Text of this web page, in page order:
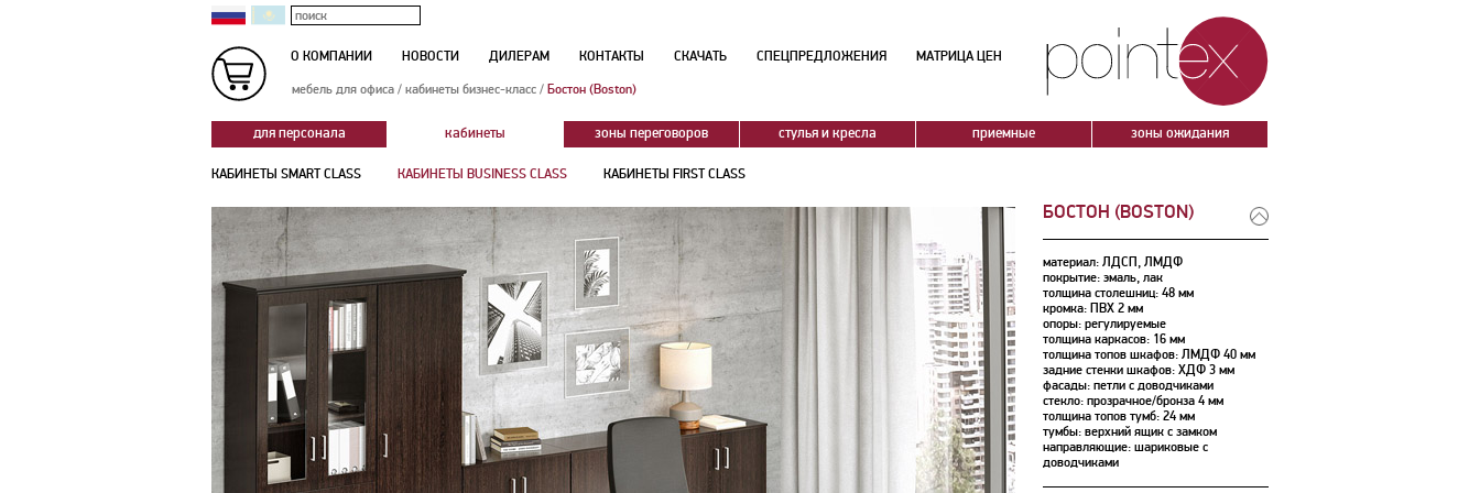
О КОМПАНИИ НОВОСТИ ДИЛЕРАМ КОНТАКТЫ СКАЧАТЬ СПЕЦПРЕДЛОЖЕНИЯ
МАТРИЦА ЦЕН
мебель для офиса / кабинеты бизнес-класс / Бостон (Boston)
для персонала кабинеты зоны переговоров стулья и кресла приемные зоны ожидания
КАБИНЕТЫ SMART CLASS КАБИНЕТЫ BUSINESS CLASS КАБИНЕТЫ FIRST CLASS
БОСТОН (BOSTON)
материал: ЛДСП, ЛМДФ
покрытие: эмаль, лак
толщина столешниц: 48 мм
кромка: ПВХ 2 мм
опоры: регулируемые
толщина каркасов: 16 мм
толщина топов шкафов: ЛМДФ 40 мм
задние стенки шкафов: ХДФ 3 мм
фасады: петли с доводчиками
стекло: прозрачное/бронза 4 мм
толщина топов тумб: 24 мм
тумбы: верхний ящик с замком
направляющие: шариковые с
доводчиками